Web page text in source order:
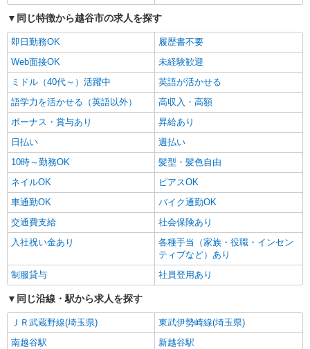
同じ特徴から越谷市の求人を探す
即日勤務OK
履歴書不要
Web面接OK
未経験歓迎
ミドル（40代～）活躍中
英語が活かせる
語学力を活かせる（英語以外）
高収入・高額
ボーナス・賞与あり
昇給あり
日払い
週払い
10時～勤務OK
髪型・髪色自由
ネイルOK
ピアスOK
車通勤OK
バイク通勤OK
交通費支給
社会保険あり
入社祝い金あり
各種手当（家族・役職・インセン
ティブなど）あり
制服貸与
社員登用あり
同じ沿線・駅から求人を探す
ＪＲ武蔵野線(埼玉県)
東武伊勢崎線(埼玉県)
南越谷駅
新越谷駅